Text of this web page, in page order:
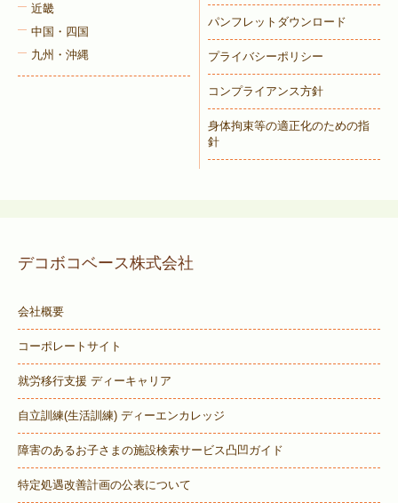
近畿
中国・四国
九州・沖縄
パンフレットダウンロード
プライバシーポリシー
コンプライアンス方針
身体拘束等の適正化のための指
針
デコボコベース株式会社
会社概要
コーポレートサイト
就労移行支援 ディーキャリア
自立訓練(生活訓練) ディーエンカレッジ
障害のあるお子さまの施設検索サービス凸凹ガイド
特定処遇改善計画の公表について